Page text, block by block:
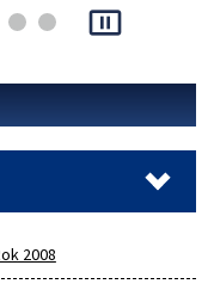
overiť si...
pause_presentation
2008